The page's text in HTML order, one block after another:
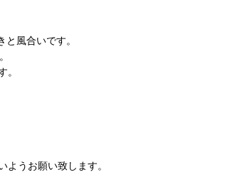
風合いです。
。
うお願い致します。